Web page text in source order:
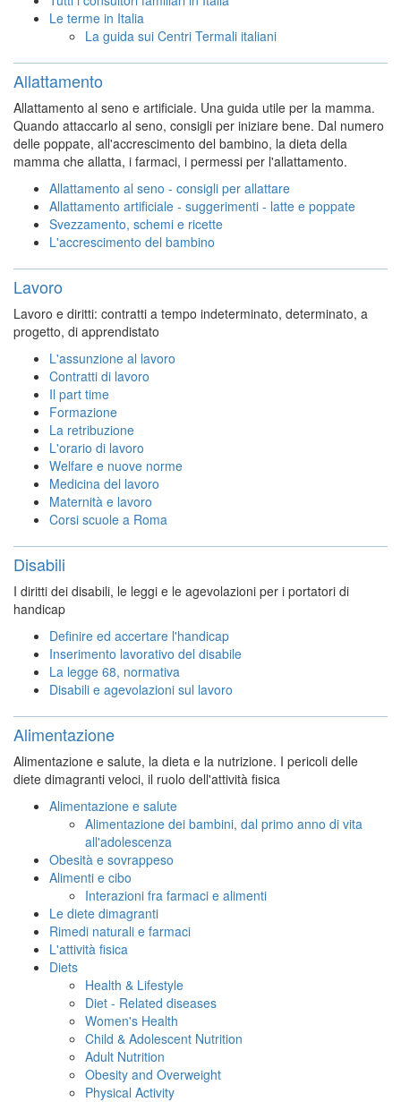
Le terme in Italia
La guida sui Centri Termali italiani
Allattamento
Allattamento al seno e artificiale. Una guida utile per la mamma.
Quando attaccarlo al seno, consigli per iniziare bene. Dal numero
delle poppate, all'accrescimento del bambino, la dieta della
mamma che allatta, i farmaci, i permessi per l'allattamento.
Allattamento al seno - consigli per allattare
Allattamento artificiale - suggerimenti - latte e poppate
Svezzamento, schemi e ricette
L'accrescimento del bambino
Lavoro
Lavoro e diritti: contratti a tempo indeterminato, determinato, a
progetto, di apprendistato
L'assunzione al lavoro
Contratti di lavoro
Il part time
Formazione
La retribuzione
L'orario di lavoro
Welfare e nuove norme
Medicina del lavoro
Maternità e lavoro
Corsi scuole a Roma
Disabili
I diritti dei disabili, le leggi e le agevolazioni per i portatori di
handicap
Definire ed accertare l'handicap
Inserimento lavorativo del disabile
La legge 68, normativa
Disabili e agevolazioni sul lavoro
Alimentazione
Alimentazione e salute, la dieta e la nutrizione. I pericoli delle
diete dimagranti veloci, il ruolo dell'attività fisica
Alimentazione e salute
Alimentazione dei bambini, dal primo anno di vita
all'adolescenza
Obesità e sovrappeso
Alimenti e cibo
Interazioni fra farmaci e alimenti
Le diete dimagranti
Rimedi naturali e farmaci
L'attività fisica
Diets
Health & Lifestyle
Diet - Related diseases
Women's Health
Child & Adolescent Nutrition
Adult Nutrition
Obesity and Overweight
Physical Activity